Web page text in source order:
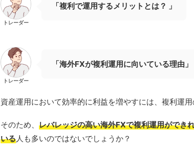
トレーダー
「複利で運用するメリットとは？ 」
トレーダー
「海外FXが複利運用に向いている理由」
資産運用において効率的に利益を増やすには、複利運用
そのため、 レバレッジの高い海外FXで複利運用ができ
いる人も多いのではないでしょうか？